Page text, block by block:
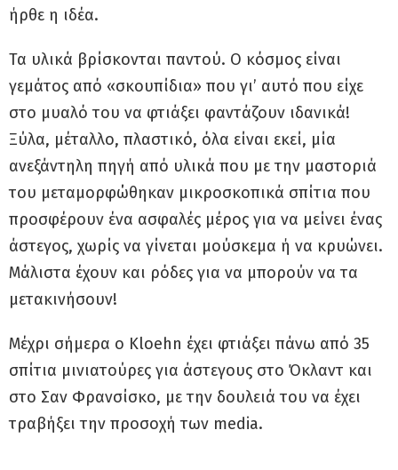
ήρθε η ιδέα.
Τα υλικά βρίσκονται παντού. Ο κόσμος είναι
γεμάτος από «σκουπίδια» που γι’ αυτό που είχε
στο μυαλό του να φτιάξει φαντάζουν ιδανικά!
Ξύλα, μέταλλο, πλαστικό, όλα είναι εκεί, μία
ανεξάντηλη πηγή από υλικά που με την μαστοριά
του μεταμορφώθηκαν μικροσκοπικά σπίτια που
προσφέρουν ένα ασφαλές μέρος για να μείνει ένας
άστεγος, χωρίς να γίνεται μούσκεμα ή να κρυώνει.
Μάλιστα έχουν και ρόδες για να μπορούν να τα
μετακινήσουν!
Μέχρι σήμερα ο Kloehn έχει φτιάξει πάνω από 35
σπίτια μινιατούρες για άστεγους στο Όκλαντ και
στο Σαν Φρανσίσκο, με την δουλειά του να έχει
τραβήξει την προσοχή των media.